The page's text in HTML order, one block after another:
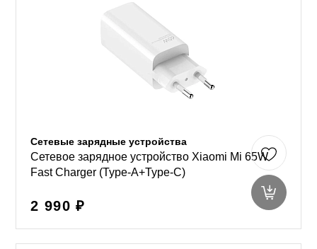
Сетевые зарядные устройства
Сетевое зарядное устройство Xiaomi Mi 65W
Fast Charger (Type-A+Type-C)
2 990 ₽